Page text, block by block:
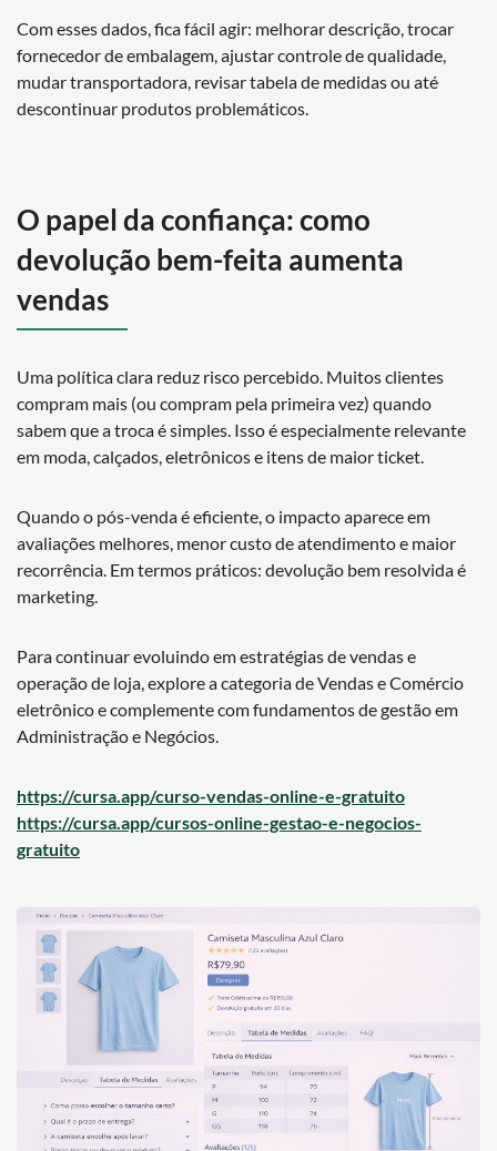
Com esses dados, fica fácil agir: melhorar descrição, trocar
fornecedor de embalagem, ajustar controle de qualidade,
mudar transportadora, revisar tabela de medidas ou até
descontinuar produtos problemáticos.
O papel da confiança: como
devolução bem-feita aumenta
vendas
Uma política clara reduz risco percebido. Muitos clientes
compram mais (ou compram pela primeira vez) quando
sabem que a troca é simples. Isso é especialmente relevante
em moda, calçados, eletrônicos e itens de maior ticket.
Quando o pós-venda é eficiente, o impacto aparece em
avaliações melhores, menor custo de atendimento e maior
recorrência. Em termos práticos: devolução bem resolvida é
marketing.
Para continuar evoluindo em estratégias de vendas e
operação de loja, explore a categoria de Vendas e Comércio
eletrônico e complemente com fundamentos de gestão em
Administração e Negócios.
https://cursa.app/curso-vendas-online-e-gratuito
https://cursa.app/cursos-online-gestao-e-negocios-
gratuito